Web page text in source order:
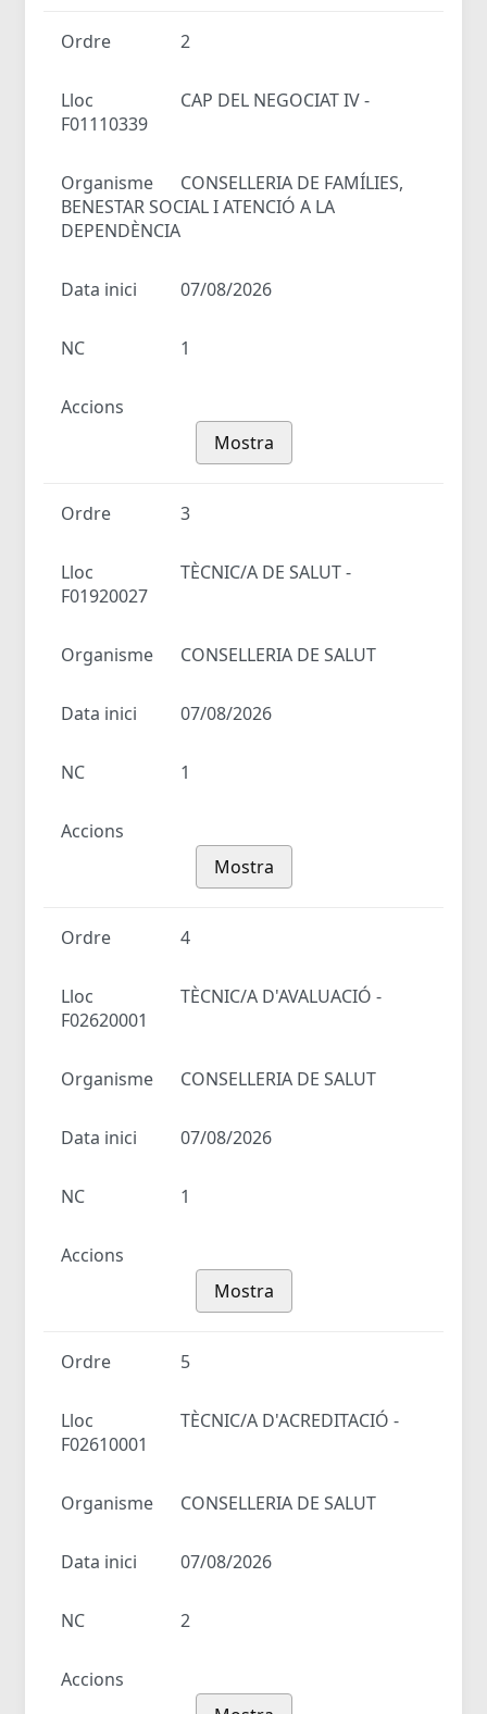
Ordre 2
Lloc
CAP DEL NEGOCIAT IV -
F01110339
Organisme
CONSELLERIA DE FAMÍLIES,
BENESTAR SOCIAL I ATENCIÓ A LA
DEPENDÈNCIA
Data inici 07/08/2026
NC 1
Accions
Mostra
Ordre 3
Lloc
TÈCNIC/A DE SALUT -
F01920027
Organisme CONSELLERIA DE SALUT
Data inici 07/08/2026
NC 1
Accions
Mostra
Ordre 4
Lloc
TÈCNIC/A D'AVALUACIÓ -
F02620001
Organisme CONSELLERIA DE SALUT
Data inici 07/08/2026
NC 1
Accions
Mostra
Ordre 5
Lloc
TÈCNIC/A D'ACREDITACIÓ -
F02610001
Organisme CONSELLERIA DE SALUT
Data inici 07/08/2026
NC 2
Accions